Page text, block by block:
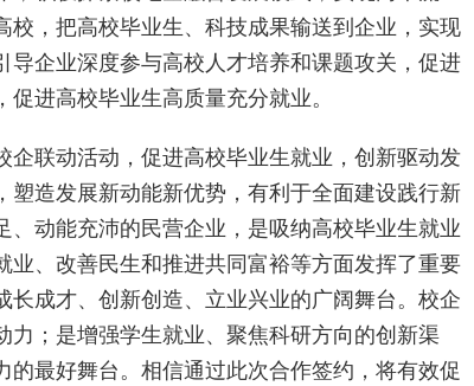
，把高校毕业生、科技成果输送到企业，实现
企业深度参与高校人才培养和课题攻关，促进
进高校毕业生高质量充分就业。
联动活动，促进高校毕业生就业，创新驱动发
造发展新动能新优势，有利于全面建设践行新
动能充沛的民营企业，是吸纳高校毕业生就业
、改善民生和推进共同富裕等方面发挥了重要
成才、创新创造、立业兴业的广阔舞台。校企
；是增强学生就业、聚焦科研方向的创新渠
最好舞台。相信通过此次合作签约，将有效促